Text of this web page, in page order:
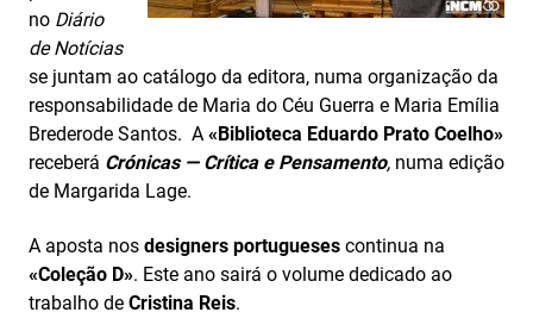
no Diário
de Notícias
se juntam ao catálogo da editora, numa organização da
responsabilidade de Maria do Céu Guerra e Maria Emília
Brederode Santos. A «Biblioteca Eduardo Prato Coelho»
receberá Crónicas — Crítica e Pensamento, numa edição
de Margarida Lage.
A aposta nos designers portugueses continua na
«Coleção D». Este ano sairá o volume dedicado ao
trabalho de Cristina Reis.